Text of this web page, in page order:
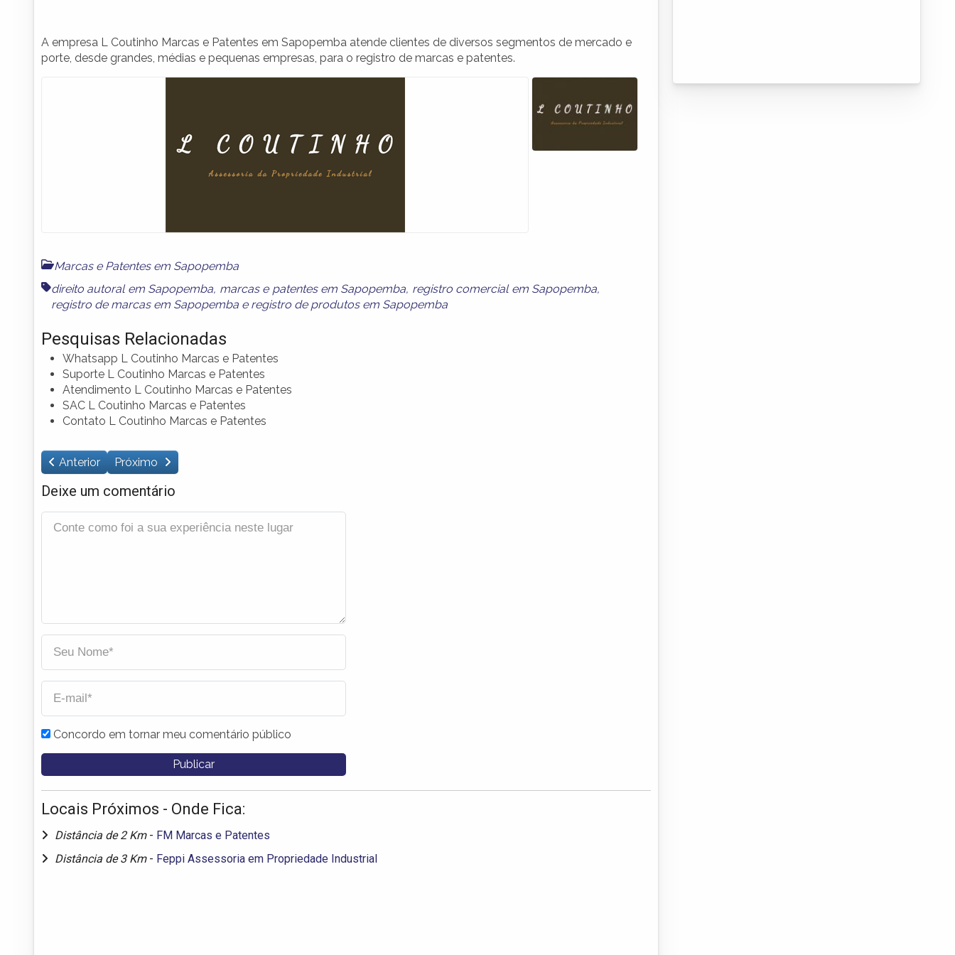
A empresa L Coutinho Marcas e Patentes em Sapopemba atende clientes de diversos segmentos de mercado e
porte, desde grandes, médias e pequenas empresas, para o registro de marcas e patentes.
Marcas e Patentes em Sapopemba
direito autoral em Sapopemba, marcas e patentes em Sapopemba, registro comercial em Sapopemba,
registro de marcas em Sapopemba e registro de produtos em Sapopemba
Pesquisas Relacionadas
Whatsapp L Coutinho Marcas e Patentes
Suporte L Coutinho Marcas e Patentes
Atendimento L Coutinho Marcas e Patentes
SAC L Coutinho Marcas e Patentes
Contato L Coutinho Marcas e Patentes
Anterior Próximo
Deixe um comentário
Concordo em tornar meu comentário público
Locais Próximos - Onde Fica:
Distância de 2 Km - FM Marcas e Patentes
Distância de 3 Km - Feppi Assessoria em Propriedade Industrial